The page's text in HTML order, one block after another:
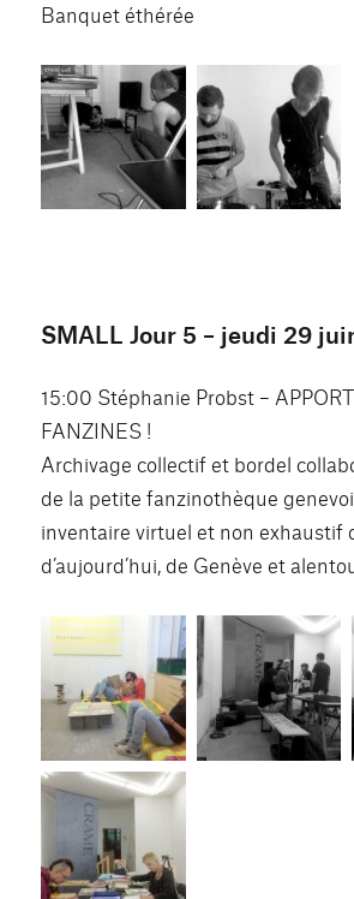
Banquet éthérée
SMALL Jour 5 – jeudi 29
15:00 Stéphanie Probst –
FANZINES !
Archivage collectif et bordel
de la petite fanzinothèque
inventaire virtuel et non exhaustif
d’aujourd’hui, de Genève et